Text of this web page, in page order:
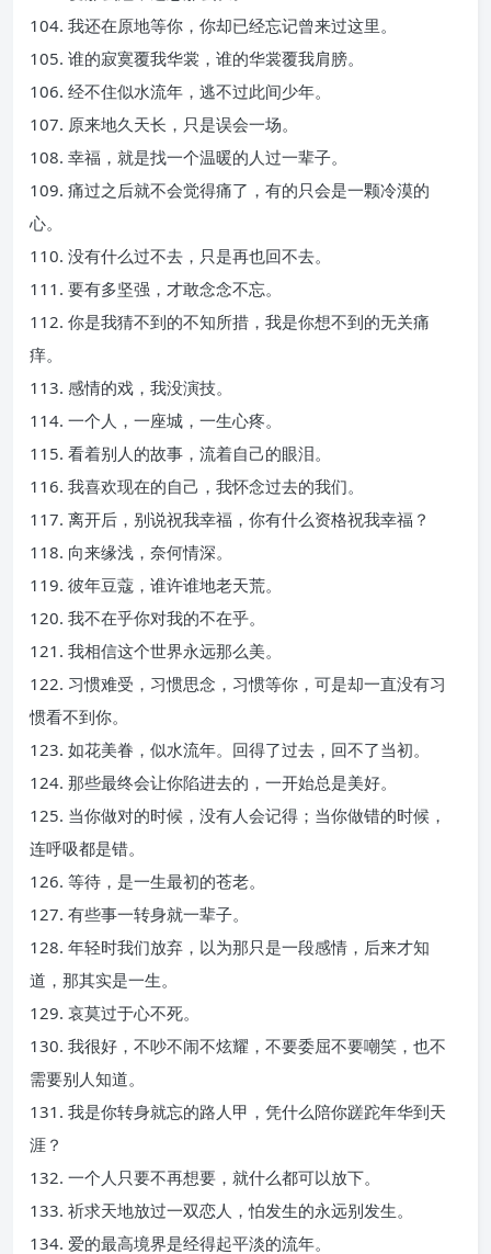
104. 我还在原地等你，你却已经忘记曾来过这里。
105. 谁的寂寞覆我华裳，谁的华裳覆我肩膀。
106. 经不住似水流年，逃不过此间少年。
107. 原来地久天长，只是误会一场。
108. 幸福，就是找一个温暖的人过一辈子。
109. 痛过之后就不会觉得痛了，有的只会是一颗冷漠的
心。
110. 没有什么过不去，只是再也回不去。
111. 要有多坚强，才敢念念不忘。
112. 你是我猜不到的不知所措，我是你想不到的无关痛
痒。
113. 感情的戏，我没演技。
114. 一个人，一座城，一生心疼。
115. 看着别人的故事，流着自己的眼泪。
116. 我喜欢现在的自己，我怀念过去的我们。
117. 离开后，别说祝我幸福，你有什么资格祝我幸福？
118. 向来缘浅，奈何情深。
119. 彼年豆蔻，谁许谁地老天荒。
120. 我不在乎你对我的不在乎。
121. 我相信这个世界永远那么美。
122. 习惯难受，习惯思念，习惯等你，可是却一直没有习
惯看不到你。
123. 如花美眷，似水流年。回得了过去，回不了当初。
124. 那些最终会让你陷进去的，一开始总是美好。
125. 当你做对的时候，没有人会记得；当你做错的时候，
连呼吸都是错。
126. 等待，是一生最初的苍老。
127. 有些事一转身就一辈子。
128. 年轻时我们放弃，以为那只是一段感情，后来才知
道，那其实是一生。
129. 哀莫过于心不死。
130. 我很好，不吵不闹不炫耀，不要委屈不要嘲笑，也不
需要别人知道。
131. 我是你转身就忘的路人甲，凭什么陪你蹉跎年华到天
涯？
132. 一个人只要不再想要，就什么都可以放下。
133. 祈求天地放过一双恋人，怕发生的永远别发生。
134. 爱的最高境界是经得起平淡的流年。